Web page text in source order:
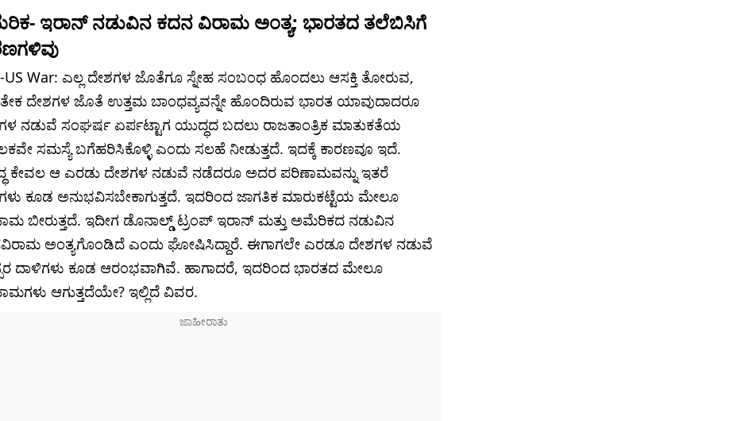
ಇರಾನ್ ನಡುವಿನ ಕದನ ವಿರಾಮ ಅಂತ್ಯ; ಭಾರತದ ತಲೆಬಿಸಿಗೆ
US War: ಎಲ್ಲ ದೇಶಗಳ ಜೊತೆಗೂ ಸ್ನೇಹ ಸಂಬಂಧ ಹೊಂದಲು ಆಸಕ್ತಿ ತೋರುವ,
ದೇಶಗಳ ಜೊತೆ ಉತ್ತಮ ಬಾಂಧವ್ಯವನ್ನೇ ಹೊಂದಿರುವ ಭಾರತ ಯಾವುದಾದರೂ
ನಡುವೆ ಸಂಘರ್ಷ ಏರ್ಪಟ್ಟಾಗ ಯುದ್ಧದ ಬದಲು ರಾಜತಾಂತ್ರಿಕ ಮಾತುಕತೆಯ
ಸಮಸ್ಯೆ ಬಗೆಹರಿಸಿಕೊಳ್ಳಿ ಎಂದು ಸಲಹೆ ನೀಡುತ್ತದೆ. ಇದಕ್ಕೆ ಕಾರಣವೂ ಇದೆ.
ಕೇವಲ ಆ ಎರಡು ದೇಶಗಳ ನಡುವೆ ನಡೆದರೂ ಅದರ ಪರಿಣಾಮವನ್ನು ಇತರೆ
ಕೂಡ ಅನುಭವಿಸಬೇಕಾಗುತ್ತದೆ. ಇದರಿಂದ ಜಾಗತಿಕ ಮಾರುಕಟ್ಟೆಯ ಮೇಲೂ
ಬೀರುತ್ತದೆ. ಇದೀಗ ಡೊನಾಲ್ಡ್ ಟ್ರಂಪ್ ಇರಾನ್ ಮತ್ತು ಅಮೆರಿಕದ ನಡುವಿನ
ಅಂತ್ಯಗೊಂಡಿದೆ ಎಂದು ಘೋಷಿಸಿದ್ದಾರೆ. ಈಗಾಗಲೇ ಎರಡೂ ದೇಶಗಳ ನಡುವೆ
ದಾಳಿಗಳು ಕೂಡ ಆರಂಭವಾಗಿವೆ. ಹಾಗಾದರೆ, ಇದರಿಂದ ಭಾರತದ ಮೇಲೂ
ಆಗುತ್ತದೆಯೇ? ಇಲ್ಲಿದೆ ವಿವರ.